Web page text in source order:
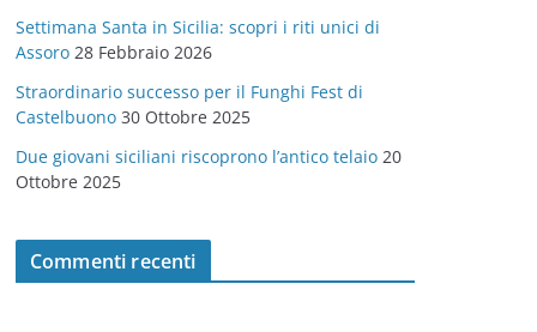
Settimana Santa in Sicilia: scopri i riti unici di
Assoro 28 Febbraio 2026
Straordinario successo per il Funghi Fest di
Castelbuono 30 Ottobre 2025
Due giovani siciliani riscoprono l’antico telaio 20
Ottobre 2025
Commenti recenti